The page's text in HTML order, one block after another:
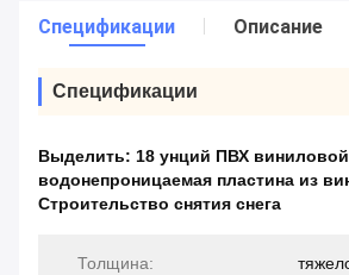
Спецификации Описание
Спецификации
Выделить: 18 унций ПВХ виниловой
водонепроницаемая пластина из
Строительство снятия снега
Толщина: